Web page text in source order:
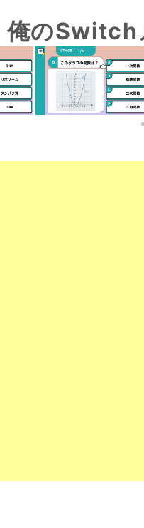
俺のSwitch